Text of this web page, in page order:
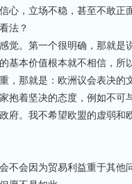
心，立场不稳，甚至不敢正
法？
觉。第一个很明确，那就是
基本价值根本就不相信，所
，那就是：欧洲议会表决的
抱着坚决的态度，例如不可
府。我不希望欧盟的虚弱和
不会因为贸易利益重于其他